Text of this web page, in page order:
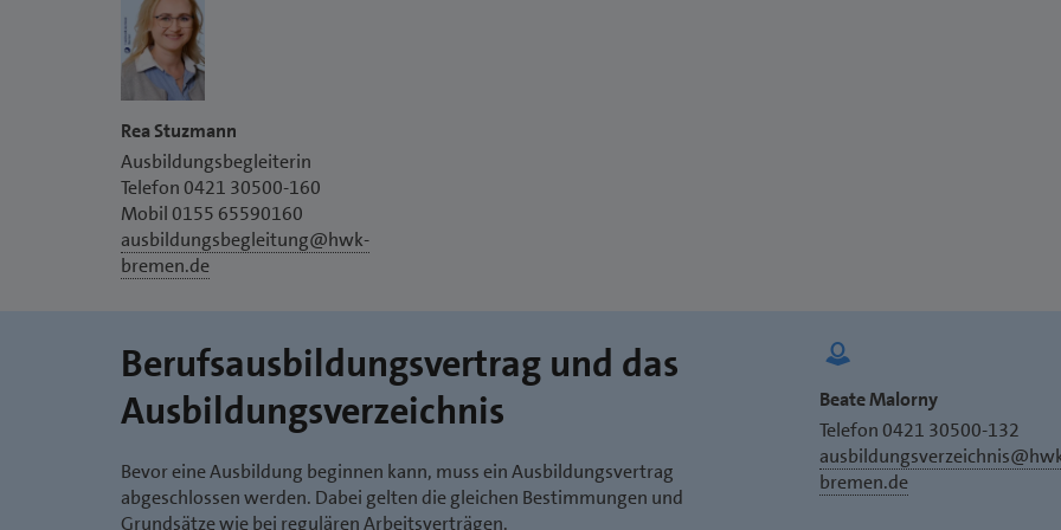
Rea Stuzmann
Ausbildungsbegleiterin
Telefon 0421 30500-160
Mobil 0155 65590160
ausbildungsbegleitung@hwk-
bremen.de
Berufsausbildungsvertrag und das
Ausbildungsverzeichnis
Bevor eine Ausbildung beginnen kann, muss ein Ausbildungsvertrag
abgeschlossen werden. Dabei gelten die gleichen Bestimmungen und
Grundsätze wie bei regulären Arbeitsverträgen.
Beate Malorny
Telefon 0421 30500-132
bremen.de